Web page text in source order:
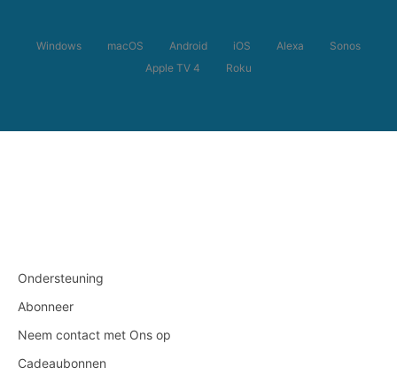
Windows macOS Android iOS Alexa
Sonos
Apple TV 4
Roku
Ondersteuning
Abonneer
Neem contact met Ons op
Cadeaubonnen